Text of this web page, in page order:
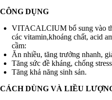
CÔNG DỤNG
VITACALCIUM bổ sung vào
các vitamin,khoáng chất, acid
cầm:
Ăn nhiều, tăng trưởng nhanh,
Tăng sức đề kháng, chống
Tăng khả năng sinh sản.
CÁCH DÙNG VÀ LIỀU